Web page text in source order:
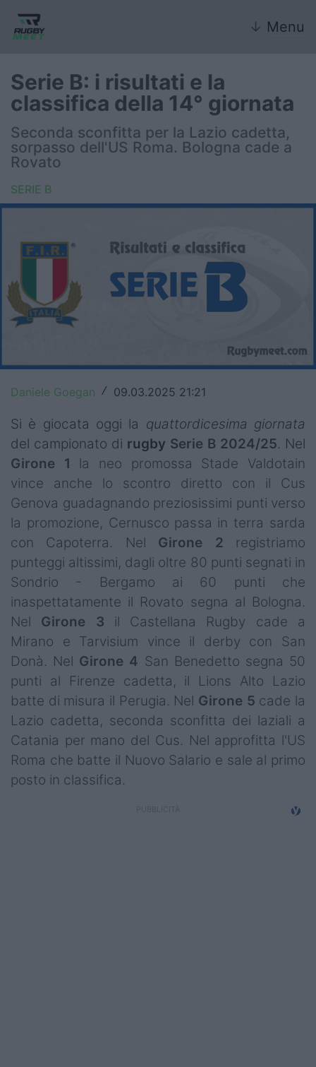
↓ Menu
Nazionali giovanili
Rugby Sevens
FIR
Internazionale
United Rugby Championship
Premiership
Champions Cup
Challenge Cup
World Rugby
Rugby World Cup
Super Rugby
Rugby in TV
Mercato
Serie A Elite
Campionati
Serie A
Serie B
Serie C
Femminile
Serie B: i risultati e la
classifica della 14° giornata
Seconda sconfitta per la Lazio cadetta,
sorpasso dell'US Roma. Bologna cade a
Rovato
SERIE B
Daniele Goegan / 09.03.2025 21:21
Si è giocata oggi la quattordicesima giornata
del campionato di rugby Serie B 2024/25. Nel
Girone 1 la neo promossa Stade Valdotain
vince anche lo scontro diretto con il Cus
Genova guadagnando preziosissimi punti verso
la promozione, Cernusco passa in terra sarda
con Capoterra. Nel Girone 2 registriamo
punteggi altissimi, dagli oltre 80 punti segnati in
Sondrio - Bergamo ai 60 punti che
inaspettatamente il Rovato segna al Bologna.
Nel Girone 3 il Castellana Rugby cade a
Mirano e Tarvisium vince il derby con San
Donà. Nel Girone 4 San Benedetto segna 50
punti al Firenze cadetta, il Lions Alto Lazio
batte di misura il Perugia. Nel Girone 5 cade la
Lazio cadetta, seconda sconfitta dei laziali a
Catania per mano del Cus. Nel approfitta l'US
Roma che batte il Nuovo Salario e sale al primo
posto in classifica.